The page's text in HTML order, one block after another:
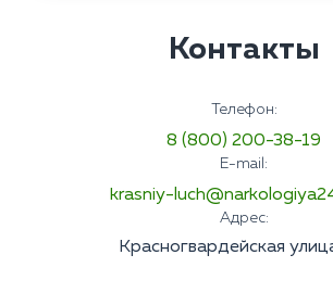
Контакты
Телефон:
8 (800) 200-38-19
E-mail:
krasniy-
Адрес:
Красногвардейская